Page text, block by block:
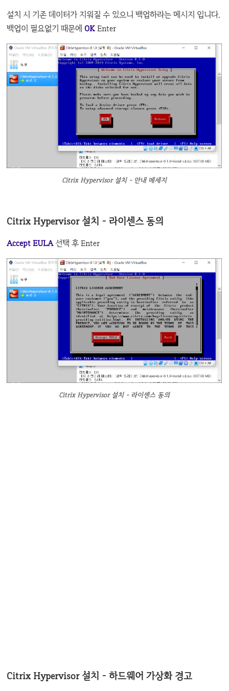
설치 시 기존 데이터가 지워질 수 있으니 백업하라는 메시지 입니다.
백업이 필요없기 때문에 OKEnter
Citrix Hypervisor 설치 - 안내 메세지
Citrix Hypervisor 설치 - 라이센스 동의
Accept EULA선택 후 Enter
Citrix Hypervisor 설치 - 라이센스 동의
Citrix Hypervisor 설치 - 하드웨어 가상화 경고